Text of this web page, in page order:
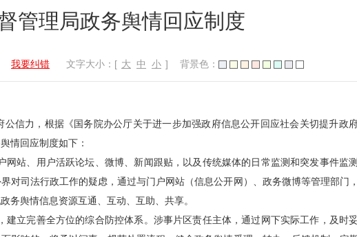
管理局政务舆情回应制度
我要纠错 文字大小：[ 大 中 小 ] 背景色：
信力，根据《国务院办公厅关于进一步加强政府信息公开回应社会关切提升政
情回应制度如下：
站、用户活跃论坛、微博、新闻跟贴，以及传统媒体的日常监测和突发事件监
对司法行政工作的疑虑，通过与门户网站（信息公开网）、政务微博等管理部门
务舆情信息资源互通、互动、互助、共享。
立完善全方位的综合防控体系。涉事片区责任主体，通过网下实际工作，及时